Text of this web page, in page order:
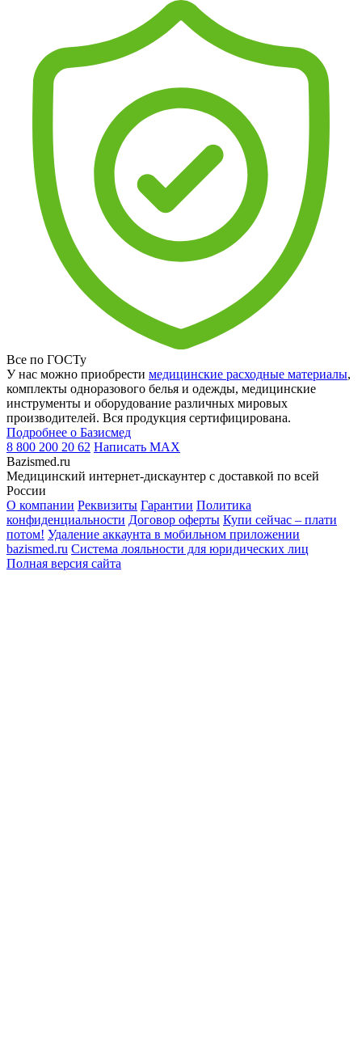
Все по ГОСТу
У нас можно приобрести медицинские расходные материалы,
комплекты одноразового белья и одежды, медицинские
инструменты и оборудование различных мировых
производителей. Вся продукция сертифицирована.
Подробнее о Базисмед
8 800 200 20 62 Написать MAX
Bazismed.ru
Медицинский интернет-дискаунтер с доставкой по всей
России
О компании Реквизиты Гарантии Политика
конфиденциальности Договор оферты Купи сейчас – плати
потом! Удаление аккаунта в мобильном приложении
bazismed.ru Система лояльности для юридических лиц
Полная версия сайта